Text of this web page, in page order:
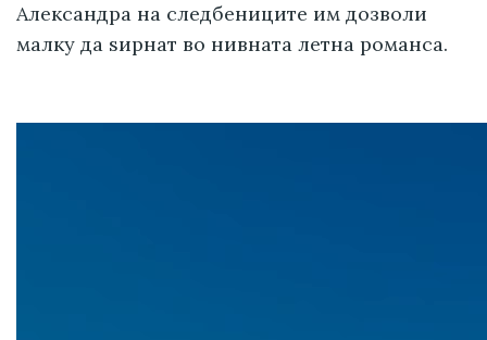
Александра на следбениците им дозволи
малку да ѕирнат во нивната летна романса.